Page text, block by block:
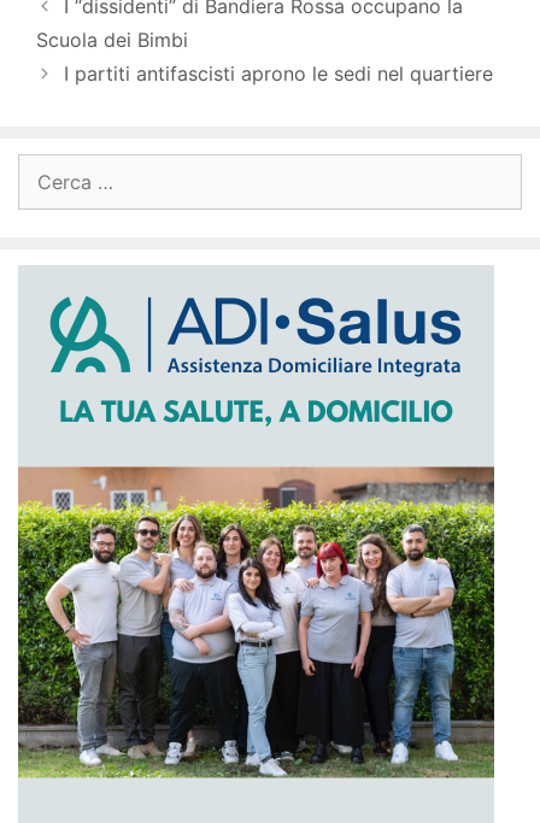
I “dissidenti” di Bandiera Rossa occupano la
Scuola dei Bimbi
I partiti antifascisti aprono le sedi nel quartiere
per: